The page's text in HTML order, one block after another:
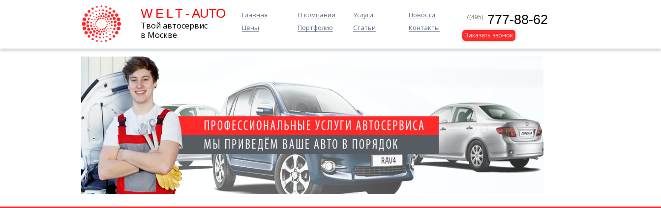
W E L T - AUTO
Твой автосервис
в Москве
Главная О компании Услуги
Новости
Цены
Портфолио Статьи Контакты
+7(495) 777-88-62
Заказать звонок